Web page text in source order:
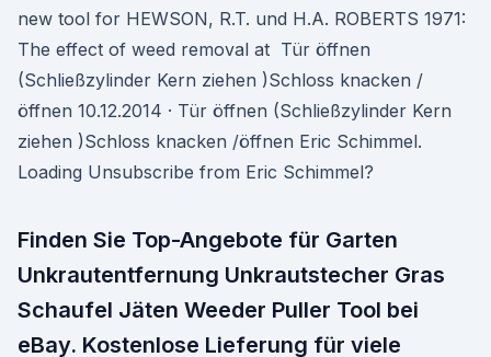
new tool for HEWSON, R.T. und H.A. ROBERTS 1971:
The effect of weed removal at Tür öffnen
(Schließzylinder Kern ziehen )Schloss knacken /
öffnen 10.12.2014 · Tür öffnen (Schließzylinder Kern
ziehen )Schloss knacken /öffnen Eric Schimmel.
Loading Unsubscribe from Eric Schimmel?
Finden Sie Top-Angebote für Garten
Unkrautentfernung Unkrautstecher Gras
Schaufel Jäten Weeder Puller Tool bei
eBay. Kostenlose Lieferung für viele